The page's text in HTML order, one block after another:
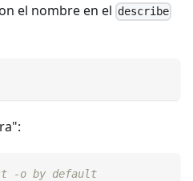
el nombre en el describe
-o by default